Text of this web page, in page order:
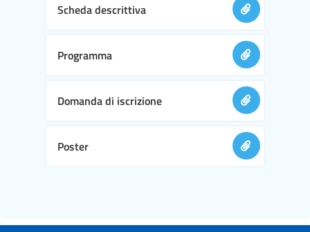
Scheda descrittiva
Programma
Domanda di iscrizione
Poster